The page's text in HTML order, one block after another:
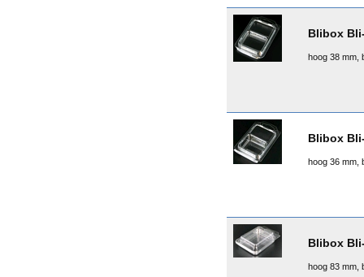
Blibox
hoog 38 mm,
Blibox
hoog 36 mm,
Blibox
hoog 83 mm,